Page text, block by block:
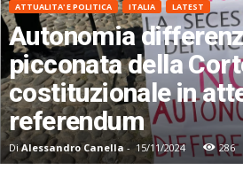
ATTUALITA' E POLITICA ITALIA LATEST
Autonomia
picconata della
costituzionale in
referendum
Di Alessandro Canella - 15/11/2024 286